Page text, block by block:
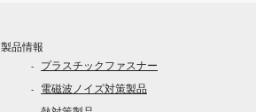
製品情報
プラスチックファスナー
電磁波ノイズ対策製品